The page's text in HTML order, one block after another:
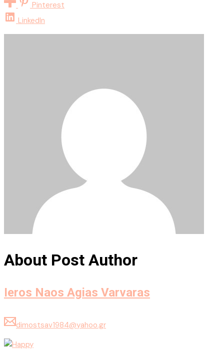
Pinterest
LinkedIn
About Post Author
Ieros Naos Agias Varvaras
dimostsav1984@yahoo.gr